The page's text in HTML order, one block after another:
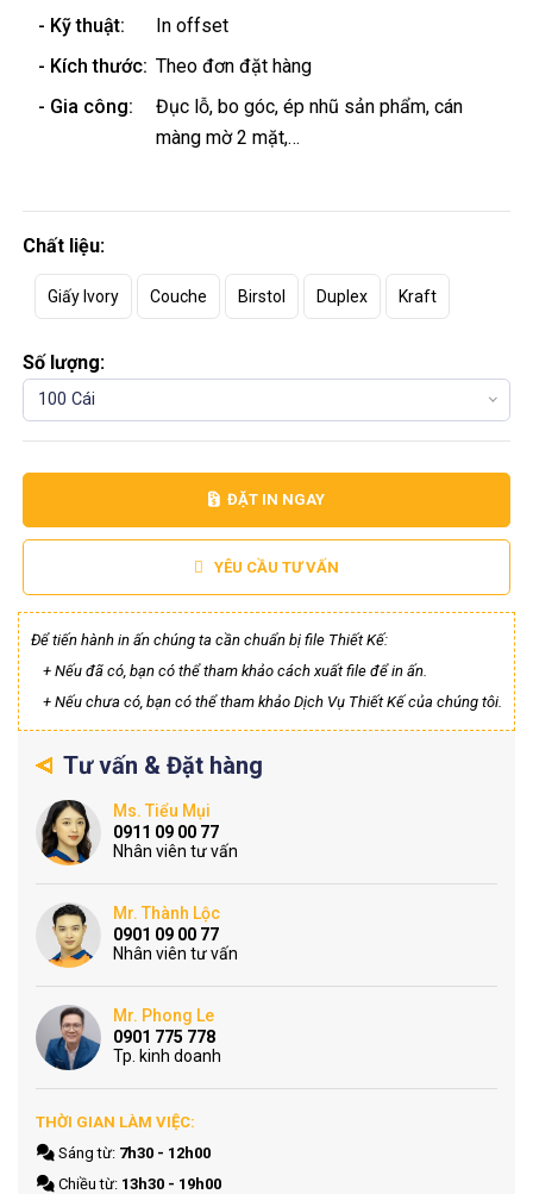
- Kỹ thuật:
In offset
- Kích thước: Theo đơn đặt hàng
- Gia công:
Đục lỗ, bo góc, ép nhũ sản phẩm, cán
màng mờ 2 mặt,…
Chất liệu:
Giấy Ivory Couche Birstol Duplex Kraft
Số lượng:
100 Cái
ĐẶT IN NGAY
YÊU CẦU TƯ VẤN
Để tiến hành in ấn chúng ta cần chuẩn bị file Thiết Kế:
+ Nếu đã có, bạn có thể tham khảo cách xuất file để in ấn.
+ Nếu chưa có, bạn có thể tham khảo Dịch Vụ Thiết Kế của chúng tôi.
Tư vấn & Đặt hàng
Ms. Tiểu Mụi
0911 09 00 77
Nhân viên tư vấn
Mr. Thành Lộc
0901 09 00 77
Nhân viên tư vấn
Mr. Phong Le
0901 775 778
Tp. kinh doanh
THỜI GIAN LÀM VIỆC:
Sáng từ: 7h30 - 12h00
Chiều từ: 13h30 - 19h00